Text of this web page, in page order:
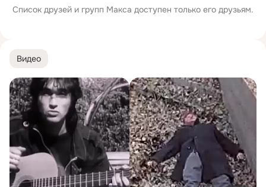
Видео
Список друзей и групп Макса доступен только его друзьям.